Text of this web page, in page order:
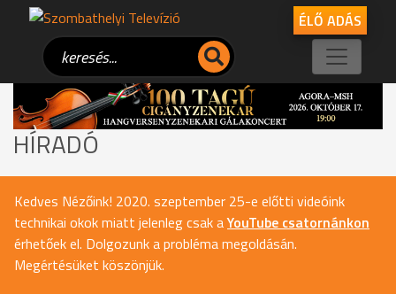
ÉLŐ ADÁS
HÍRADÓ
Kedves Nézőink! 2020. szeptember 25-e előtti videóink
technikai okok miatt jelenleg csak aYouTube csatornánkon
érhetőek el. Dolgozunk a probléma megoldásán.
Megértésüket köszönjük.